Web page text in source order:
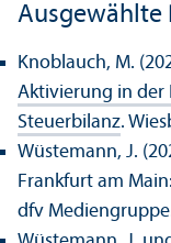
Ausgewählte
Knoblauch, M.
Aktivierung in der
Steuerbilanz.
Wüstemann, J.
Frankfurt am
dfv